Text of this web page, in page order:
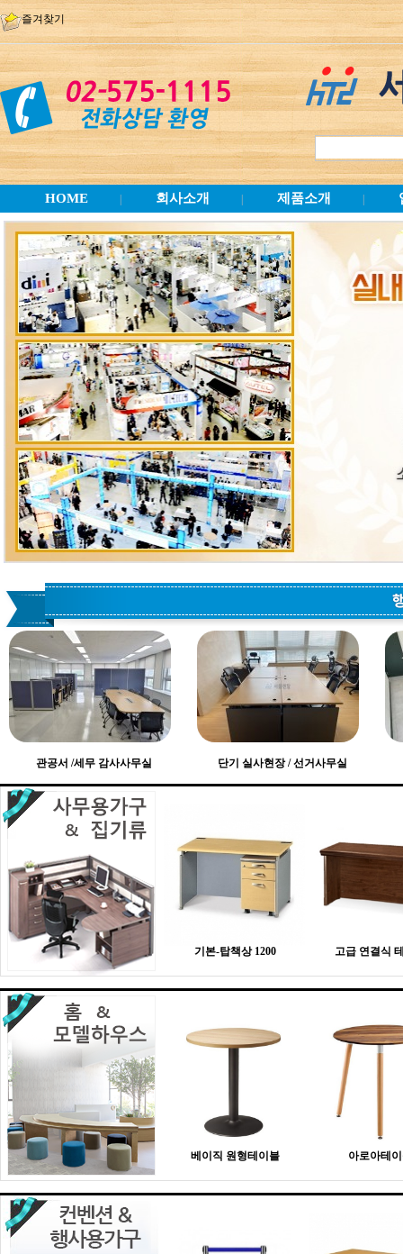
즐겨찾기
HOME 회사소개 제품소개
관공서 /세무 감사사무실 단기 실사현장 / 선거사무실
기본-탑책상 1200 고급 연결식
베이직 원형테이블 아로아테